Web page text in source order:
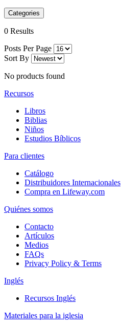
Categories
0 Results
Posts Per Page
Sort By
No products found
Recursos
Libros
Biblias
Niños
Estudios Bíblicos
Para clientes
Catálogo
Distribuidores Internacionales
Compra en Lifeway.com
Quiénes somos
Contacto
Artículos
Medios
FAQs
Privacy Policy & Terms
Inglés
Recursos Inglés
Materiales para la iglesia